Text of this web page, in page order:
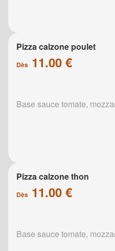
Pizza calzone poulet
Dès 11.00 €
Base sauce tomate,
Pizza calzone thon
Dès 11.00 €
Base sauce tomate,